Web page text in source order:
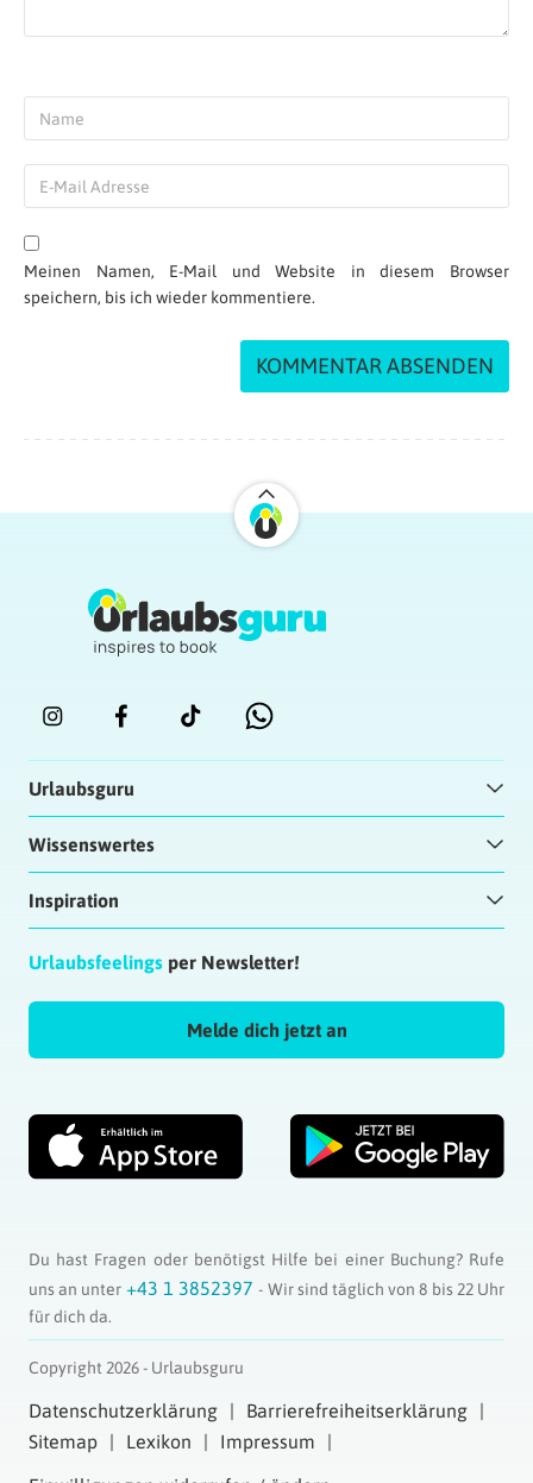
Meinen Namen, E-Mail und Website in diesem Browser
speichern, bis ich wieder kommentiere.
Urlaubsguru
Wissenswertes
Inspiration
Urlaubsfeelings per Newsletter!
Melde dich jetzt an
Du hast Fragen oder benötigst Hilfe bei einer Buchung? Rufe
uns an unter +43 1 3852397- Wir sind täglich von 8 bis 22 Uhr
für dich da.
Copyright 2026 - Urlaubsguru
Datenschutzerklärung
Barrierefreiheitserklärung
Sitemap
Lexikon Impressum